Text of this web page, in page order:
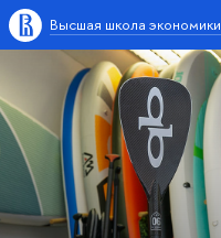
Высшая школа экономики